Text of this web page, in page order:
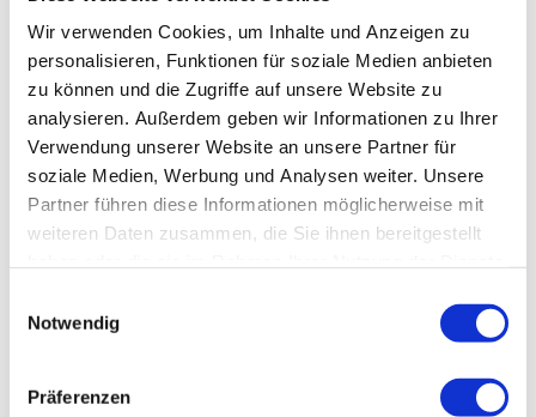
Wir verwenden Cookies, um Inhalte und Anzeigen zu
personalisieren, Funktionen für soziale Medien anbieten
zu können und die Zugriffe auf unsere Website zu
analysieren. Außerdem geben wir Informationen zu Ihrer
Verwendung unserer Website an unsere Partner für
soziale Medien, Werbung und Analysen weiter. Unsere
Partner führen diese Informationen möglicherweise mit
weiteren Daten zusammen, die Sie ihnen bereitgestellt
Notwendig
Präferenzen
Haben Sie Fragen, Wünsche oder Anregungen? Bitte
nehmen Sie Kontakt mit uns auf, wir helfen Ihnen
gerne weiter!
Kontaktformular
Name:*
E-Mail-Adresse:
Telefon/Fax: